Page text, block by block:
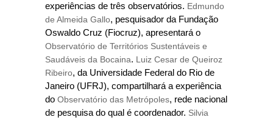
experiências de três observatórios. Edmundo
de Almeida Gallo, pesquisador da Fundação
Oswaldo Cruz (Fiocruz), apresentará o
Observatório de Territórios Sustentáveis e
Saudáveis da Bocaina. Luiz Cesar de Queiroz
Ribeiro, da Universidade Federal do Rio de
Janeiro (UFRJ), compartilhará a experiência
do Observatório das Metrópoles, rede nacional
de pesquisa do qual é coordenador. Silvia